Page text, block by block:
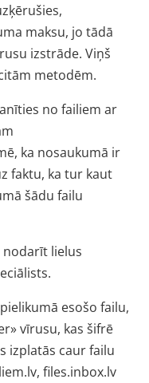
maksu, jo tādā
izstrāde. Viņš
metodēm.
no failiem ar
ka nosaukumā ir
faktu, ka tur kaut
šādu failu
nodarīt lielus
esošo failu,
vīrusu, kas šifrē
izplatās caur failu
files.inbox.lv